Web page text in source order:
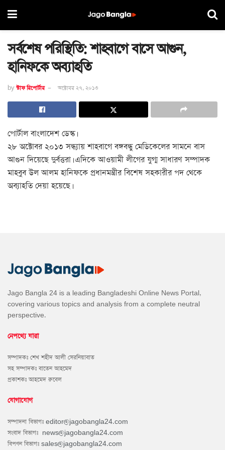
সর্বশেষ পরিস্থিতি: শাহবাগে বাসে আগুন,
হানিফকে অব্যাহতি
by স্টাফ রিপোর্টার অক্টোবর ২৭, ২০১৩
পোর্টাল বাংলাদেশ ডেস্ক।
২৮ অক্টোবর ২০১৩ সন্ধ্যায় শাহবাগে বঙ্গবন্ধু মেডিকেলের সামনে বাস
আগুন দিয়েছে দুর্বত্তরা। এদিকে আওয়ামী লীগের যুগ্ম সাধারণ সম্পাদক
মাহবুব উল আলম হানিফকে প্রধানমন্ত্রীর বিশেষ সহকারীর পদ থেকে
অব্যাহতি দেয়া হয়েছে।
Jago Bangla 24 is a leading Bangladeshi Online News Portal,
covering various topics and analysis from a complete neutral
perspective.
নেপথ্যে যারা
সম্পাদকঃ শেখ শহীদ আলী সেরনিয়াবাত
সহ সম্পাদকঃ বাতেন আহমেদ
প্রকাশকঃ আহমেদ রুবেল
যোগাযোগ
সম্পাদনা বিভাগঃ editor@jagobangla24.com
সংবাদ বিভাগঃ news@jagobangla24.com
বিপণন বিভাগঃ sales@jagobangla24.com